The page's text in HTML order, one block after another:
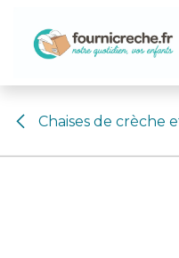
Chaises de crèche